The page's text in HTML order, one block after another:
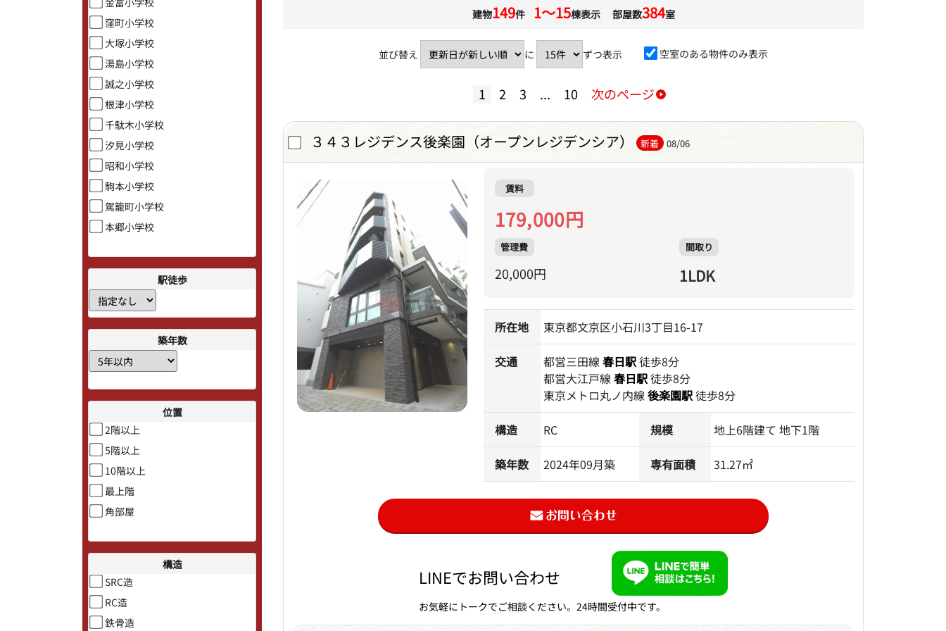
窪町小学校
大塚小学校
湯島小学校
誠之小学校
根津小学校
千駄木小学校
汐見小学校
昭和小学校
駒本小学校
駕籠町小学校
本郷小学校
駅徒歩
築年数
位置
2階以上
5階以上
10階以上
最上階
角部屋
構造
SRC造
RC造
鉄骨造
建物149件 1〜15棟表示 部屋数384室
並び替え に ずつ表示 空室のある物件のみ表示
1 2 3 ... 10 次のページ
３４３レジデンス後楽園（オープンレジデンシア） 新着 08/06
賃料
179,000円
管理費
20,000円
間取り
1LDK
所在地 東京都文京区小石川3丁目16-17
交通 都営三田線 春日駅徒歩8分
都営大江戸線 春日駅徒歩8分
東京メトロ丸ノ内線 後楽園駅徒歩8分
構造 RC 規模 地上6階建て 地下1階
築年数 2024年09月築 専有面積 31.27㎡
LINEでお問い合わせ
お気軽にトークでご相談ください。24時間受付中です。